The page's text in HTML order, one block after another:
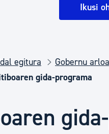
Ikusi
egitura Gobernu
gida-programa